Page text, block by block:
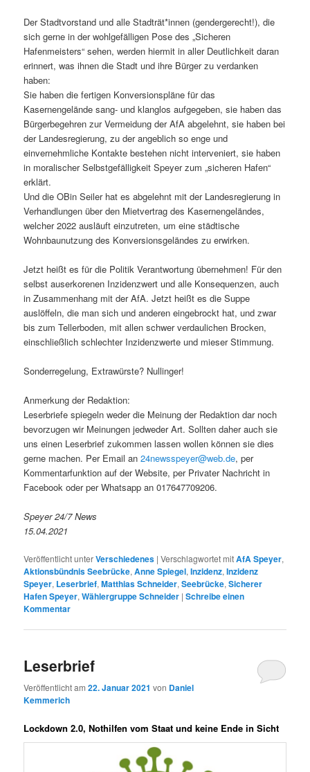
Der Stadtvorstand und alle Stadträt*innen (gendergerecht!), die
sich gerne in der wohlgefälligen Pose des „Sicheren
Hafenmeisters“ sehen, werden hiermit in aller Deutlichkeit daran
erinnert, was ihnen die Stadt und ihre Bürger zu verdanken
haben:
Sie haben die fertigen Konversionspläne für das
Kasernengelände sang- und klanglos aufgegeben, sie haben das
Bürgerbegehren zur Vermeidung der AfA abgelehnt, sie haben bei
der Landesregierung, zu der angeblich so enge und
einvernehmliche Kontakte bestehen nicht interveniert, sie haben
in moralischer Selbstgefälligkeit Speyer zum „sicheren Hafen“
erklärt.
Und die OBin Seiler hat es abgelehnt mit der Landesregierung in
Verhandlungen über den Mietvertrag des Kasernengeländes,
welcher 2022 ausläuft einzutreten, um eine städtische
Wohnbaunutzung des Konversionsgeländes zu erwirken.
Jetzt heißt es für die Politik Verantwortung übernehmen! Für den
selbst auserkorenen Inzidenzwert und alle Konsequenzen, auch
in Zusammenhang mit der AfA. Jetzt heißt es die Suppe
auslöffeln, die man sich und anderen eingebrockt hat, und zwar
bis zum Tellerboden, mit allen schwer verdaulichen Brocken,
einschließlich schlechter Inzidenzwerte und mieser Stimmung.
Sonderregelung, Extrawürste? Nullinger!
Anmerkung der Redaktion:
Leserbriefe spiegeln weder die Meinung der Redaktion dar noch
bevorzugen wir Meinungen jedweder Art. Sollten daher auch sie
uns einen Leserbrief zukommen lassen wollen können sie dies
gerne machen. Per Email an24newsspeyer@web.de, per
Kommentarfunktion auf der Website, per Privater Nachricht in
Facebook oder per Whatsapp an 017647709206.
Speyer 24/7 News
15.04.2021
Veröffentlicht unterVerschiedenes |Verschlagwortet mitAfA Speyer,
Aktionsbündnis Seebrücke,Anne Spiegel,Inzidenz,Inzidenz
Speyer, Leserbrief,Matthias Schneider,Seebrücke,Sicherer
Hafen Speyer,Wählergruppe Schneider |Schreibe einen
Kommentar
Leserbrief
Veröffentlicht am22. Januar 2021 von Daniel
Kemmerich
Lockdown 2.0, Nothilfen vom Staat und keine Ende in Sicht